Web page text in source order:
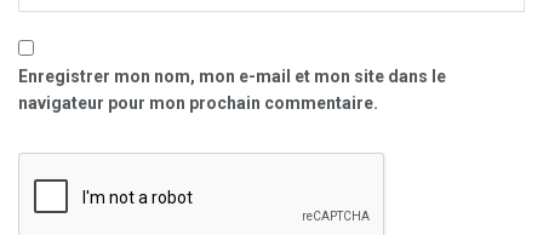
Enregistrer mon nom, mon e-mail et mon site dans le
navigateur pour mon prochain commentaire.